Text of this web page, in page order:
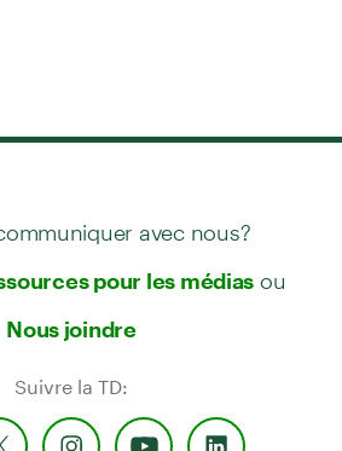
avec nous?
pour les médias ou
Nous joindre
Suivre la TD: